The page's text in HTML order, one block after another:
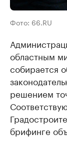
Фото: 66.RU
областным
собирается
решением
брифинге